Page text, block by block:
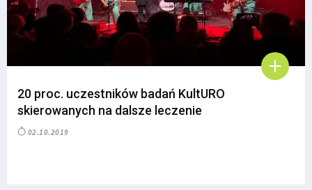
20 proc. uczestników badań KultURO
skierowanych na dalsze leczenie
02.10.2019